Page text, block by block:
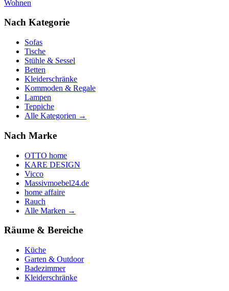
Wohnen
Nach Kategorie
Sofas
Tische
Stühle & Sessel
Betten
Kleiderschränke
Kommoden & Regale
Lampen
Teppiche
Alle Kategorien →
Nach Marke
OTTO home
KARE DESIGN
Vicco
Massivmoebel24.de
home affaire
Rauch
Alle Marken →
Räume & Bereiche
Küche
Garten & Outdoor
Badezimmer
Kleiderschränke